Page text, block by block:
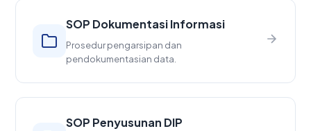
SOP Dokumentasi Informasi
Prosedur pengarsipan dan
pendokumentasian data.
SOP Penyusunan DIP